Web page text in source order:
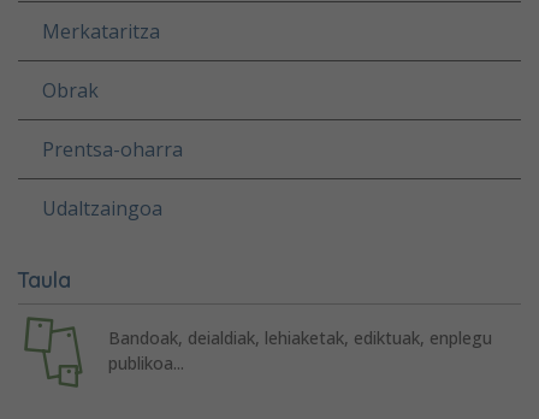
Merkataritza
Obrak
Prentsa-oharra
Udaltzaingoa
Taula
Bandoak, deialdiak, lehiaketak, ediktuak, enplegu
publikoa...